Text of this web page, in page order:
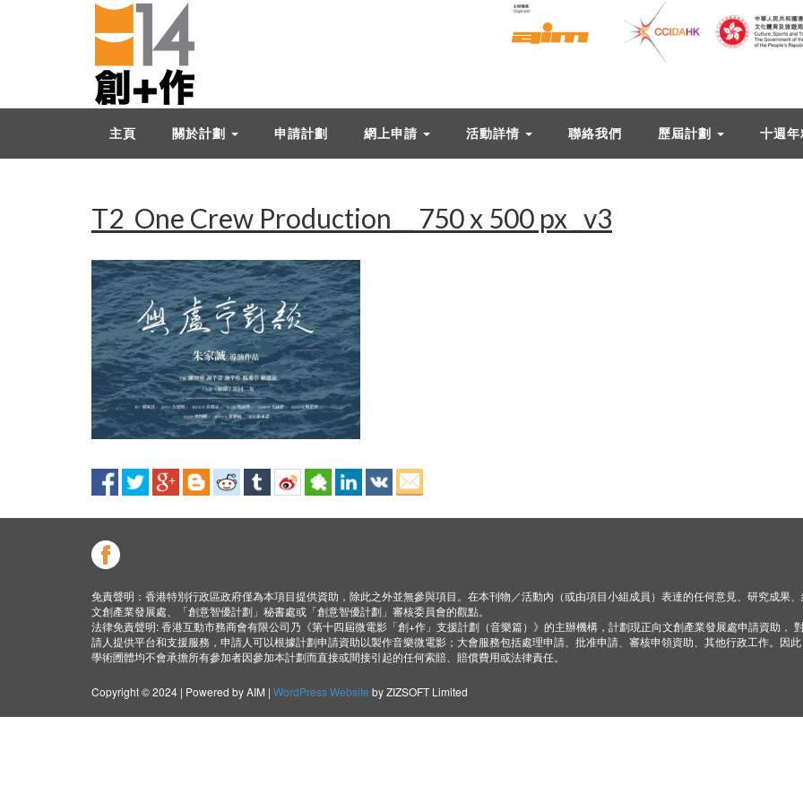
主頁 關於計劃 申請計劃 網上申請 活動詳情 聯絡我們 歷屆計劃 十週
T2_One Crew Production__ 750 x 500 px _v3
免責聲明：香港特別行政區政府僅為本項目提供資助，除此之外並無參與項目。在本刊物／活動內（或由項目小組成員）表達的任何意見、研究成果
文創產業發展處、「創意智優計劃」秘書處或「創意智優計劃」審核委員會的觀點。
法律免責聲明: 香港互動市務商會有限公司乃《第十四屆微電影「創+作」支援計劃（音樂篇）》的主辦機構，計劃現正向文創產業發展處申請資助，
請人提供平台和支援服務，申請人可以根據計劃申請資助以製作音樂微電影；大會服務包括處理申請、批准申請、審核申領資助、其他行政工作。因
學術圑體均不會承擔所有參加者因參加本計劃而直接或間接引起的任何索賠、賠償費用或法律責任。
Copyright © 2024 | Powered by AIM | WordPress Website by ZIZSOFT Limited